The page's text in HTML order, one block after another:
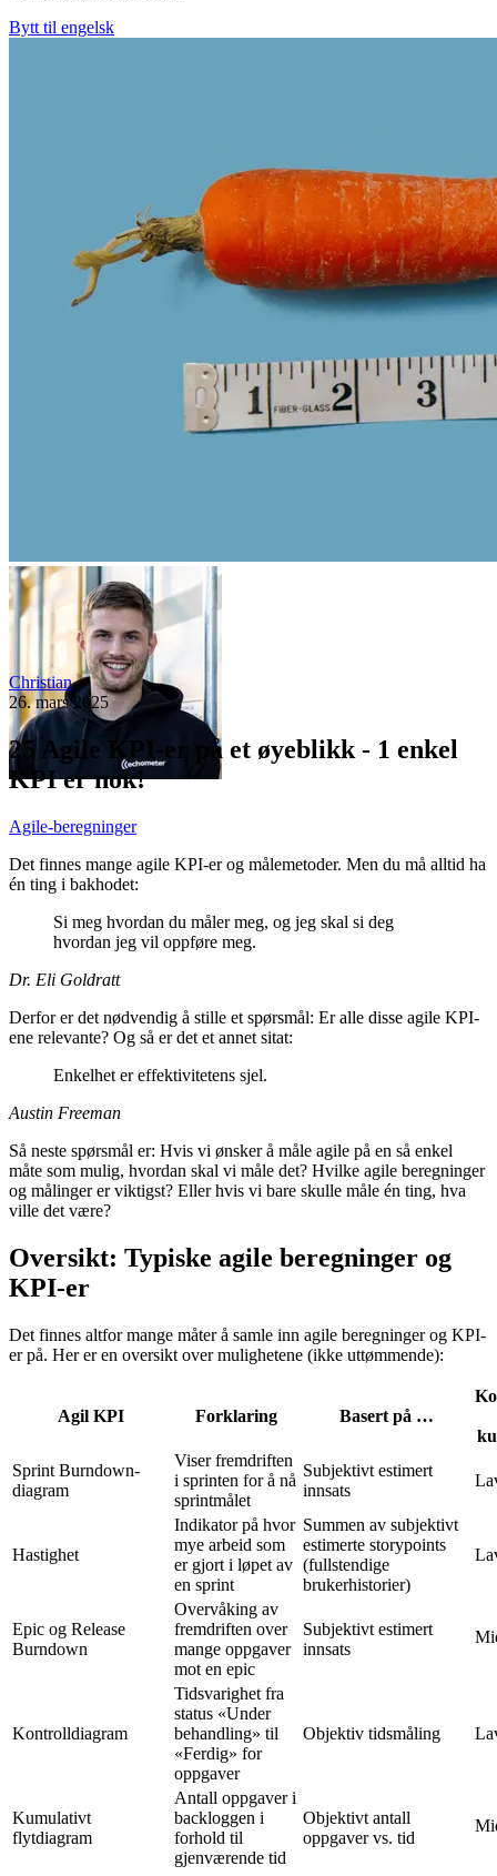
Bytt til engelsk
Christian
26. mars 2025
25 Agile KPI-er på et øyeblikk - 1 enkel
KPI er nok!
Agile-beregninger
Det finnes mange agile KPI-er og målemetoder. Men du må alltid ha
én ting i bakhodet:
Si meg hvordan du måler meg, og jeg skal si deg
hvordan jeg vil oppføre meg.
Dr. Eli Goldratt
Derfor er det nødvendig å stille et spørsmål: Er alle disse agile KPI-
ene relevante? Og så er det et annet sitat:
Enkelhet er effektivitetens sjel.
Austin Freeman
Så neste spørsmål er: Hvis vi ønsker å måle agile på en så enkel
måte som mulig, hvordan skal vi måle det? Hvilke agile beregninger
og målinger er viktigst? Eller hvis vi bare skulle måle én ting, hva
ville det være?
Oversikt: Typiske agile beregninger og
KPI-er
Det finnes altfor mange måter å samle inn agile beregninger og KPI-
er på. Her er en oversikt over mulighetene (ikke uttømmende):
Agil KPI Forklaring Basert på …
Sprint Burndown-
diagram
Viser fremdriften
i sprinten for å nå
sprintmålet
Subjektivt estimert
innsats
Hastighet
Indikator på hvor
mye arbeid som
er gjort i løpet av
en sprint
Summen av subjektivt
estimerte storypoints
(fullstendige
brukerhistorier)
Epic og Release
Burndown
Overvåking av
fremdriften over
mange oppgaver
mot en epic
Subjektivt estimert
innsats
Kontrolldiagram
Tidsvarighet fra
status «Under
behandling» til
«Ferdig» for
oppgaver
Objektiv tidsmåling
Kumulativt
flytdiagram
Antall oppgaver i
backloggen i
forhold til
gjenværende tid
Objektivt antall
oppgaver vs. tid